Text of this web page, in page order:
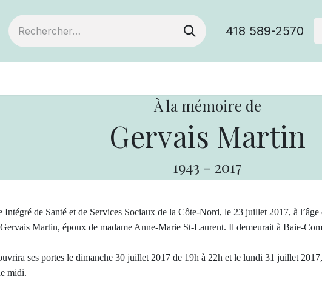
418 589-2570
À la mémoire de
Gervais Martin
1943 - 2017
Intégré de Santé et de Services Sociaux de la Côte-Nord, le 23 juillet 2017, à l’âge
Martin, époux de madame Anne-Marie St-Laurent. Il demeurait à Baie-
ses portes le dimanche 30 juillet 2017 de 19h à 22h et le lundi 31 juillet
midi.